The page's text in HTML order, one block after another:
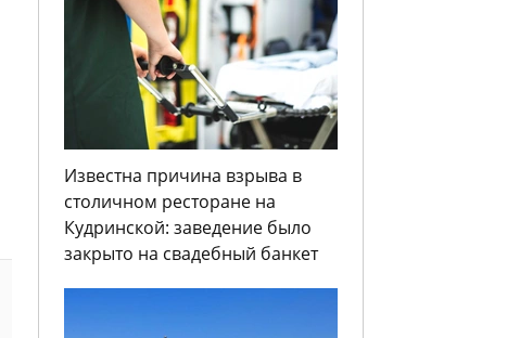
Известна причина взрыва в
столичном ресторане на
Кудринской: заведение было
закрыто на свадебный банкет